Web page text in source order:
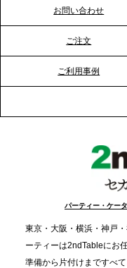
る？「恵方巻きケ
ーションを活性化
2025.12.12
事提供を実施へ
TBS「Nスタ」で
2025.11.21
お問い合わせ
ご注文
ご利用事例
パーティー・ケー
東京・大阪・横浜・神戸
ーティーは2ndTableにお
準備から片付けまですべ